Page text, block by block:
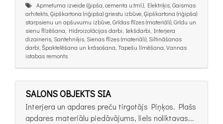
Apmetuma izveide (ģipša, cementa u.tml.), Elektriķis, Gaismas
arhitekts, Ģipškartona (riģipša) griestu izbūve, Ģipškartona (riģipša)
starpsienu un apšuvumu izbūve, Grīdas flīzes (materiāli), Grīdu un
sienu flīzēšana, Hidroizolācijas darbi, Iekšdarbi, Interjera
dizaineris, Santehniķis, Sienas flīzes (materiāli), Siltināšanas
darbi, Špaktelēšana un krāsošana, Tapešu līmēšana, Vannas
istabas remonts
SALONS OBJEKTS SIA
Interjera un apdares preču tirgotājs Piņķos. Plašs
apdares materiālu piedāvājums, liels noliktavas...